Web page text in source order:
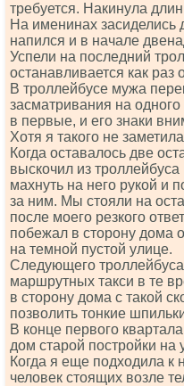
требуется. Накинула
На именинах засиделись
напился и в начале
Успели на последний
останавливается как
В троллейбусе мужа
засматривания на
в первые, и его знаки
Хотя я такого не
Когда оставалось две
выскочил из троллейбуса
махнуть на него рукой и
за ним. Мы стояли на
после моего резкого
побежал в сторону дома
на темной пустой улице.
Следующего
маршрутных такси в те
в сторону дома с такой
позволить тонкие
В конце первого
дом старой постройки на
Когда я еще подходила к
человек стоящих возле